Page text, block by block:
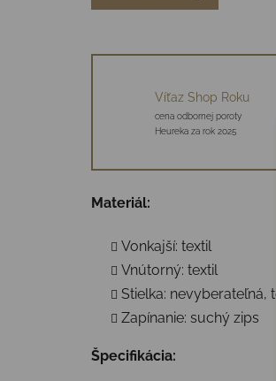
Víťaz Shop Roku
cena odbornej poroty
Heureka za rok 2025
Materiál:
Vonkajší: textil
Vnútorný: textil
Stielka: nevyberateľná,
Zapínanie: suchý zips
Špecifikácia: